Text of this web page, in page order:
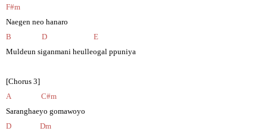
F#m
Naegen neo hanaro
B D E
Muldeun siganmani heulleogal ppuniya
[Chorus 3]
A C#m
Saranghaeyo gomawoyo
D Dm